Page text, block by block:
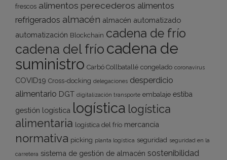
frescos alimentos perecederos alimentos
refrigerados almacén almacén automatizado
automatización Blockchain cadena de frío
cadena del frío cadena de
suministro Carbó Collbatallé congelado coronavirus
COVID19 Cross-docking delegaciones desperdicio
alimentario DGT digitalización transporte embalaje estiba
gestión logística logística logística
alimentaria logística del frío mercancía
normativa picking planta logística seguridad seguridad en la
carretera sistema de gestión de almacén sostenibilidad